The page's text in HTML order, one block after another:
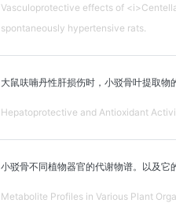
Vasculoprotective effects of
spontaneously hypertensive rats.
大鼠呋喃丹性肝损伤时，小驳骨叶提取物
Hepatoprotective and Antioxidant
小驳骨不同植物器官的代谢物谱。以及它
Metabolite Profiles in Various Plant